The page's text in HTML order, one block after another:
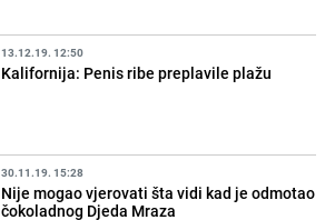
13.12.19. 12:50
Kalifornija: Penis ribe preplavile plažu
30.11.19. 15:28
Nije mogao vjerovati šta vidi kad je odmotao
čokoladnog Djeda Mraza